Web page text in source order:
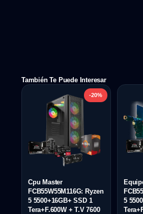
También Te Puede Interesar
-20%
Cpu Master
FCB55W55M116G: Ryzen
5 5500+16GB+ SSD 1
Tera+F.600W + T.V 7600
5